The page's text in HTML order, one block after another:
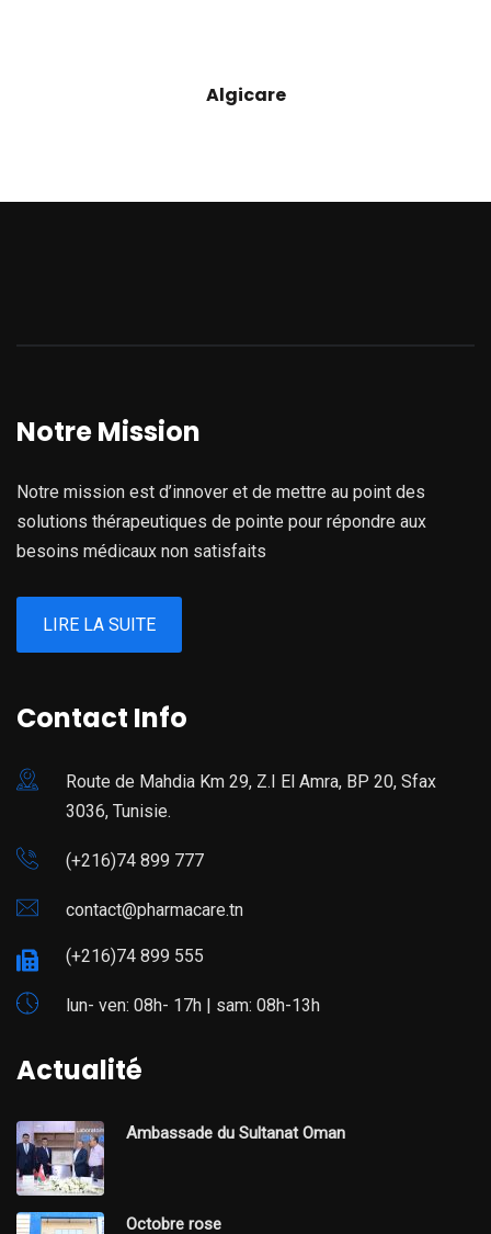
Algicare
Notre Mission
Notre mission est d’innover et de mettre au point des
solutions thérapeutiques de pointe pour répondre aux
besoins médicaux non satisfaits
LIRE LA SUITE
Contact Info
Route de Mahdia Km 29, Z.I El Amra, BP 20, Sfax
3036, Tunisie.
(+216)74 899 777
contact@pharmacare.tn
(+216)74 899 555
lun- ven: 08h- 17h | sam: 08h-13h
Actualité
Ambassade du Sultanat Oman
Octobre rose